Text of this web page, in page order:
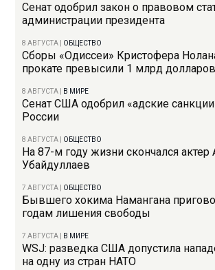
Сенат одобрил закон о правовом
администрации президента
8 АВГУСТА ОБЩЕСТВО
Сборы «Одиссеи» Кристофера
прокате превысили 1 млрд долларов
8 АВГУСТА В МИРЕ
Сенат США одобрил «адские
России
8 АВГУСТА ОБЩЕСТВО
На 87-м году жизни скончался
Убайдуллаев
7 АВГУСТА ОБЩЕСТВО
Бывшего хокима Намангана
годам лишения свободы
7 АВГУСТА В МИРЕ
WSJ: разведка США допустила
на одну из стран НАТО